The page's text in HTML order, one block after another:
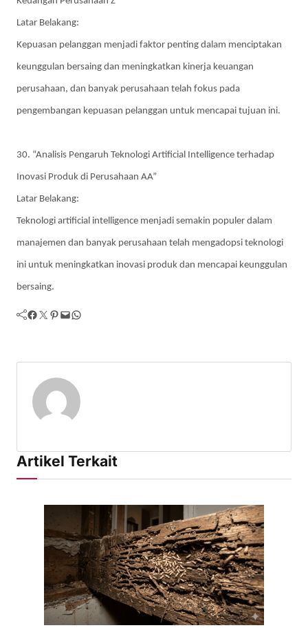
Latar Belakang:
Kepuasan pelanggan menjadi faktor penting dalam menciptakan
keunggulan bersaing dan meningkatkan kinerja keuangan
perusahaan, dan banyak perusahaan telah fokus pada
pengembangan kepuasan pelanggan untuk mencapai tujuan ini.
30. “Analisis Pengaruh Teknologi Artificial Intelligence terhadap
Inovasi Produk di Perusahaan AA”
Latar Belakang:
Teknologi artificial intelligence menjadi semakin populer dalam
manajemen dan banyak perusahaan telah mengadopsi teknologi
ini untuk meningkatkan inovasi produk dan mencapai keunggulan
bersaing.
Facebook Twitter Pinterest Mail WhatsApp
Artikel Terkait